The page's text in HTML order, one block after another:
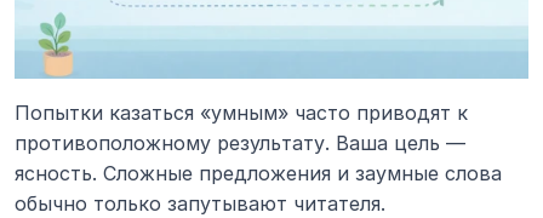
Попытки казаться «умным» часто приводят к
противоположному результату. Ваша цель —
ясность. Сложные предложения и заумные слова
обычно только запутывают читателя.